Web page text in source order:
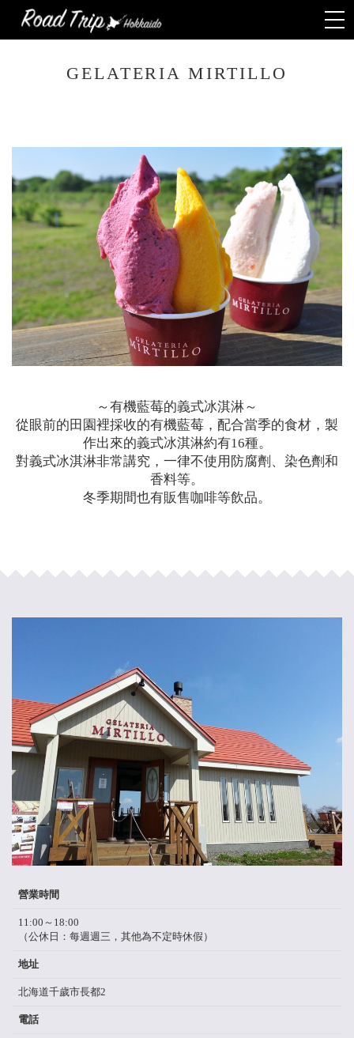
GELATERIA MIRTILLO
～有機藍莓的義式冰淇淋～
從眼前的田園裡採收的有機藍莓，配合當季的食材，製
作出來的義式冰淇淋約有16種。
對義式冰淇淋非常講究，一律不使用防腐劑、染色劑和
香料等。
冬季期間也有販售咖啡等飲品。
營業時間
11:00～18:00
（公休日：每週週三，其他為不定時休假）
地址
北海道千歲市長都2
電話